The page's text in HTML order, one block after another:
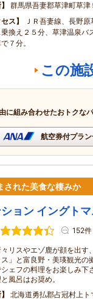
群馬県吾妻郡草津町草津
ス
ＪＲ吾妻線、長野
乗換え２５分、草津温泉バ
７分。
この施
に組み合わせたおトクな
航空券付プラ
された美食な棲みか
ョン イングト
152件
リスやエゾ鹿が顔を出す
」と富良野・美瑛観光の
ェフの料理をお楽しみ下
風呂はお奨め。
北海道勇払郡占冠村上